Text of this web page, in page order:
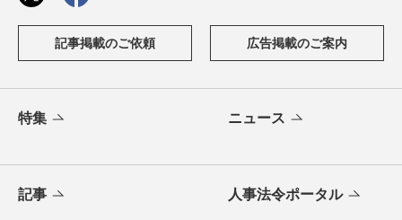
記事掲載のご依頼 広告掲載のご案内
特集 ニュース
記事 人事法令ポータル